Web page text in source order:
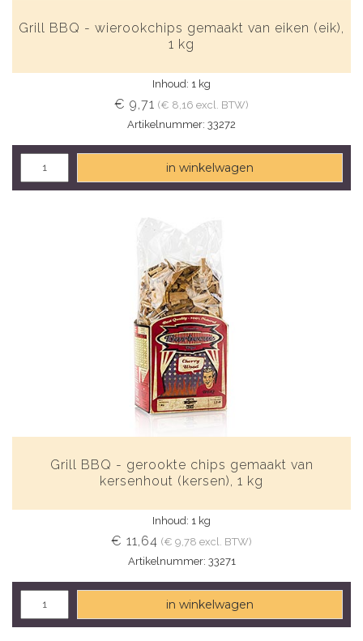
Grill BBQ - wierookchips gemaakt van eiken (eik),
1 kg
Inhoud: 1 kg
€ 9,71 (€ 8,16 excl. BTW)
Artikelnummer: 33272
in winkelwagen
Grill BBQ - gerookte chips gemaakt van
kersenhout (kersen), 1 kg
Inhoud: 1 kg
€ 11,64 (€ 9,78 excl. BTW)
Artikelnummer: 33271
in winkelwagen